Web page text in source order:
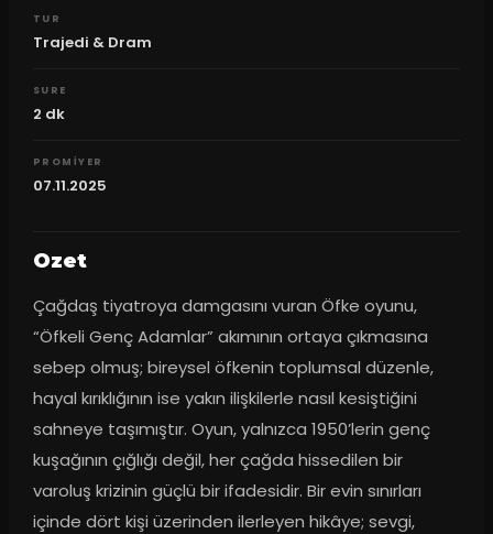
TUR
Trajedi & Dram
SURE
2 dk
PROMIYER
07.11.2025
Ozet
Çağdaş tiyatroya damgasını vuran Öfke oyunu,
“Öfkeli Genç Adamlar” akımının ortaya çıkmasına
sebep olmuş; bireysel öfkenin toplumsal düzenle,
hayal kırıklığının ise yakın ilişkilerle nasıl kesiştiğini
sahneye taşımıştır. Oyun, yalnızca 1950’lerin genç
kuşağının çığlığı değil, her çağda hissedilen bir
varoluş krizinin güçlü bir ifadesidir. Bir evin sınırları
içinde dört kişi üzerinden ilerleyen hikâye; sevgi,